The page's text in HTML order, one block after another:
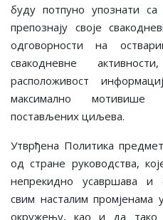
буду потпуно упознати
препознају своје
одговорности на
свакодневне
расположивост
максимално
постављених циљева.
Утврђена Политика
од стране руководства,
непрекидно усавршава и
свим насталим
окружењу, као и да тако